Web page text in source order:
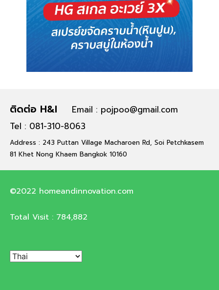
ติดต่อ H&I
Email : pojpoo@gmail.com
Tel : 081-310-8063
Address : 243 Puttan Village Macharoen Rd, Soi Petchkasem
81 Khet Nong Khaem Bangkok 10160
©2022 homeandinnovation.com
Total Visit : 784,882